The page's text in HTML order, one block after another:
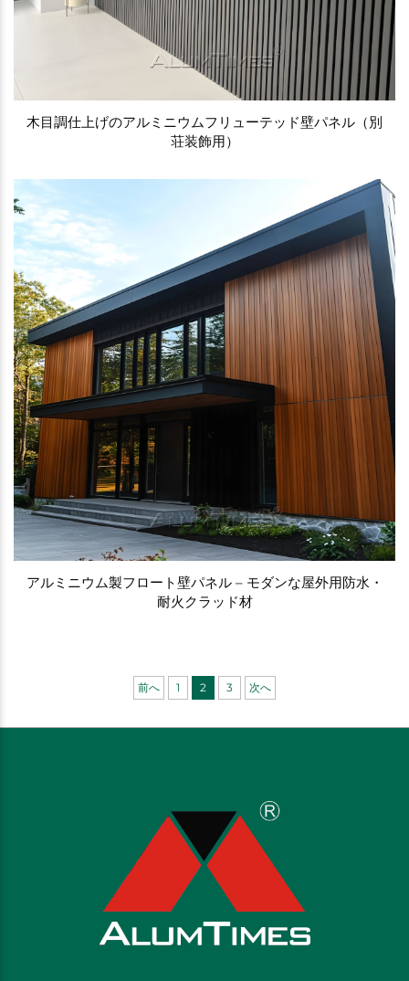
木目調仕上げのアルミニウムフリューテッド壁パネル（別
荘装飾用）
アルミニウム製フロート壁パネル – モダンな屋外用防水・
耐火クラッド材
前へ 1 2 3 次へ